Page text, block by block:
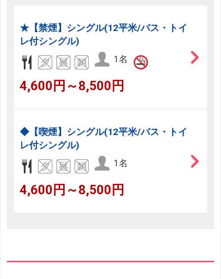
★【禁煙】シングル(12平米/バス・トイ
レ付シングル)
1名
4,600円～8,500円
◆【喫煙】シングル(12平米/バス・トイ
レ付シングル)
1名
4,600円～8,500円